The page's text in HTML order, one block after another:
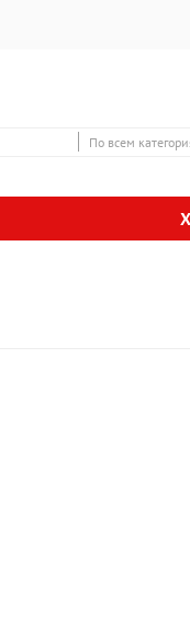
По всем